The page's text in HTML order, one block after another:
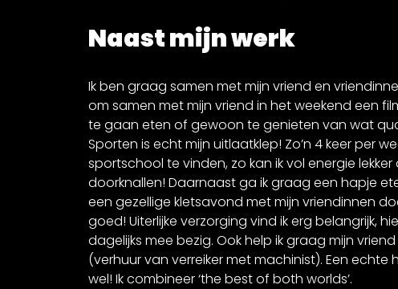
Naast mijn werk
Ik ben graag samen met mijn vriend en
om samen met mijn vriend in het weekend een
te gaan eten of gewoon te genieten van wat
Sporten is echt mijn uitlaatklep! Zo’n 4 keer per
sportschool te vinden, zo kan ik vol energie lekker
doorknallen! Daarnaast ga ik graag een hapje
een gezellige kletsavond met mijn vriendinnen
goed! Uiterlijke verzorging vind ik erg belangrijk,
dagelijks mee bezig. Ook help ik graag mijn
(verhuur van verreiker met machinist). Een echte
wel! Ik combineer ‘the best of both worlds’.